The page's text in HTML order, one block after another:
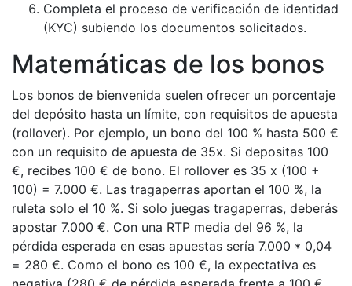
Completa el proceso de verificación de identidad
(KYC) subiendo los documentos solicitados.
Matemáticas de los bonos
Los bonos de bienvenida suelen ofrecer un porcentaje
del depósito hasta un límite, con requisitos de apuesta
(rollover). Por ejemplo, un bono del 100 % hasta 500 €
con un requisito de apuesta de 35x. Si depositas 100
€, recibes 100 € de bono. El rollover es 35 x (100 +
100) = 7.000 €. Las tragaperras aportan el 100 %, la
ruleta solo el 10 %. Si solo juegas tragaperras, deberás
apostar 7.000 €. Con una RTP media del 96 %, la
pérdida esperada en esas apuestas sería 7.000 * 0,04
= 280 €. Como el bono es 100 €, la expectativa es